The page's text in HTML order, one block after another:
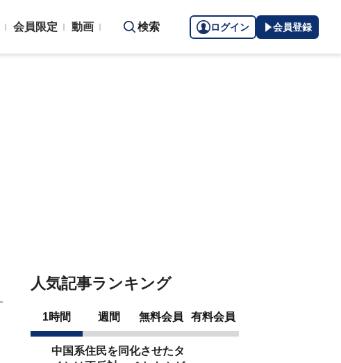
会員限定 動画 検索 ログイン 会員登録
人気記事ランキング
1時間 週間 無料会員 有料会員
中国系住民を同化させたタ